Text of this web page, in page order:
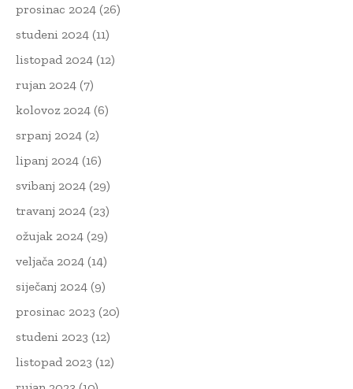
prosinac 2024 (26)
studeni 2024 (11)
listopad 2024 (12)
rujan 2024 (7)
kolovoz 2024 (6)
srpanj 2024 (2)
lipanj 2024 (16)
svibanj 2024 (29)
travanj 2024 (23)
ožujak 2024 (29)
veljača 2024 (14)
siječanj 2024 (9)
prosinac 2023 (20)
studeni 2023 (12)
listopad 2023 (12)